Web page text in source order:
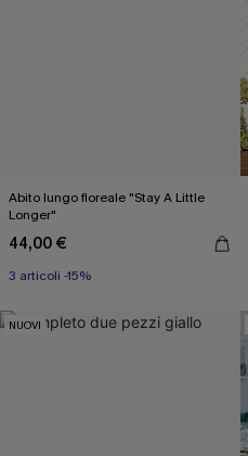
Abito lungo floreale "Stay A Little
Longer"
44,00 €
3 articoli -15%
NUOVI